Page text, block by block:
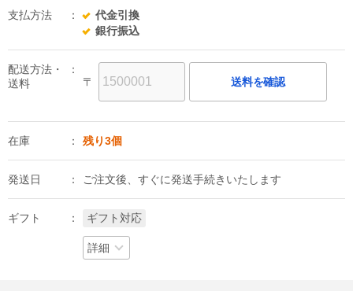
支払方法
代金引換
銀行振込
配送方法・
送料
〒 送料を確認
在庫 残り3個
発送日 ご注文後、すぐに発送手続きいたします
ギフト ギフト対応
詳細